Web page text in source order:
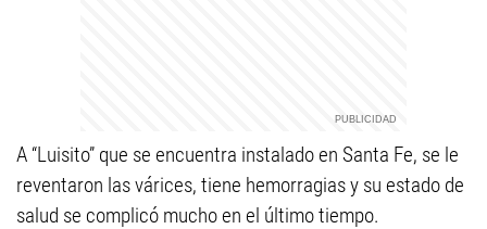
A “Luisito” que se encuentra instalado en Santa Fe, se le
reventaron las várices, tiene hemorragias y su estado de
salud se complicó mucho en el último tiempo.